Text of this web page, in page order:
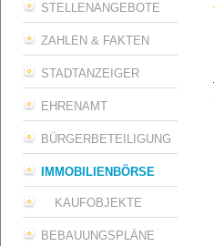
STELLENANGEBOTE
ZAHLEN & FAKTEN
STADTANZEIGER
EHRENAMT
BÜRGERBETEILIGUNG
IMMOBILIENBÖRSE
KAUFOBJEKTE
BEBAUUNGSPLÄNE